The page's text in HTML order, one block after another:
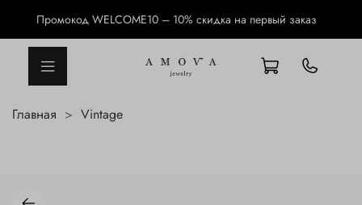
Промокод WELCOME10 – 10% скидка на первый заказ
Главная Vintage